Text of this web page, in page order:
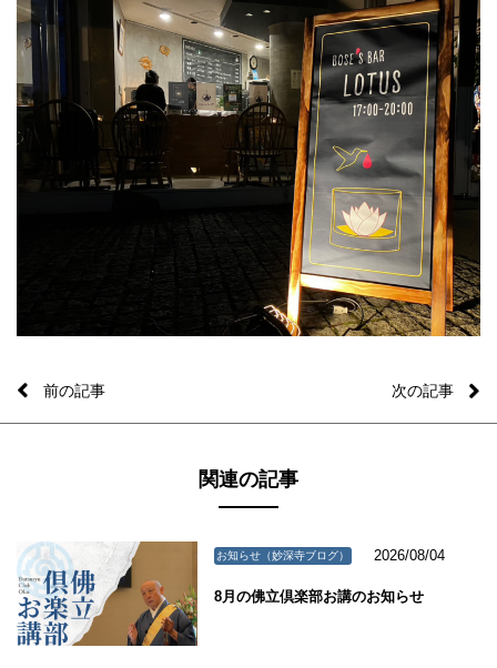
前の記事 次の記事
関連の記事
お知らせ（妙深寺ブログ） 2026/08/04
8月の佛立倶楽部お講のお知らせ